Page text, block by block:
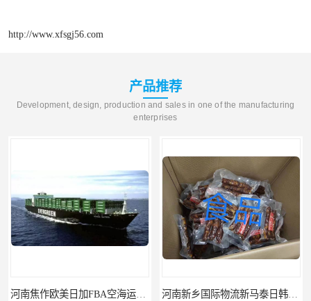
http://www.xfsgj56.com
产品推荐
Development, design, production and sales in one of the manufacturing
enterprises